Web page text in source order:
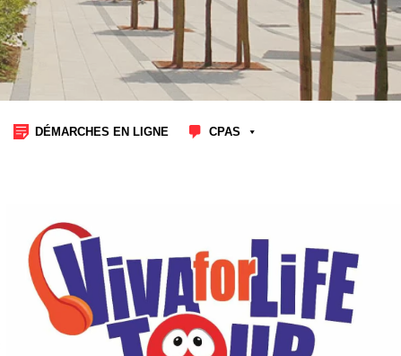
DÉMARCHES EN LIGNE CPAS